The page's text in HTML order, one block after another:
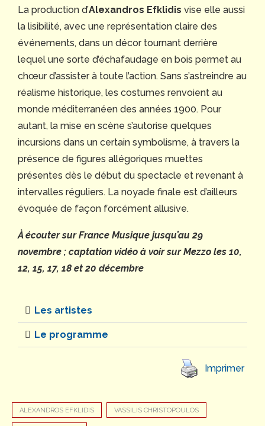
La production d’Alexandros Efklidis vise elle aussi
la lisibilité, avec une représentation claire des
événements, dans un décor tournant derrière
lequel une sorte d’échafaudage en bois permet au
chœur d’assister à toute l’action. Sans s’astreindre au
réalisme historique, les costumes renvoient au
monde méditerranéen des années 1900. Pour
autant, la mise en scène s’autorise quelques
incursions dans un certain symbolisme, à travers la
présence de figures allégoriques muettes
présentes dès le début du spectacle et revenant à
intervalles réguliers. La noyade finale est d’ailleurs
évoquée de façon forcément allusive.
À écouter sur France Musique jusqu’au 29
novembre ; captation vidéo à voir sur Mezzo les 10,
12, 15, 17, 18 et 20 décembre
Les artistes
Le programme
Imprimer
ALEXANDROS EFKLIDIS VASSILIS CHRISTOPOULOS